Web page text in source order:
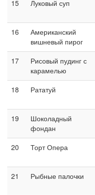
15
Луковый суп
16
Американский
вишневый пирог
17
Рисовый пудинг с
карамелью
18 Рататуй
19
Шоколадный
фондан
20 Торт Опера
21
Рыбные палочки